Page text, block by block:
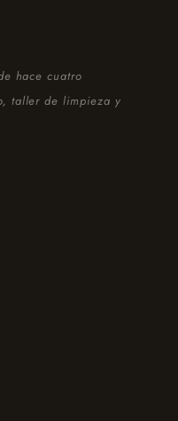
hace cuatro
taller de limpieza y